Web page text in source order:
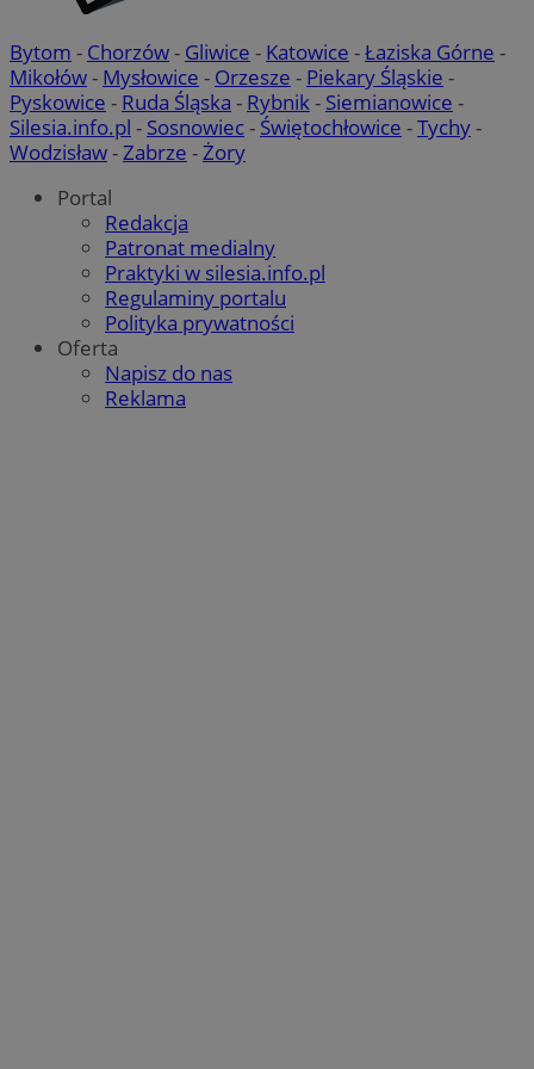
Bytom - Chorzów- Gliwice - Katowice -Łaziska Górne -
Mikołów- Mysłowice - Orzesze - Piekary Śląskie -
Pyskowice - Ruda Śląska - Rybnik- Siemianowice -
Silesia.info.pl - Sosnowiec- Świętochłowice -Tychy-
Wodzisław-Zabrze -Żory
Portal
Redakcja
Patronat medialny
Praktyki w silesia.info.pl
Regulaminy portalu
Polityka prywatności
Oferta
Napisz do nas
Reklama